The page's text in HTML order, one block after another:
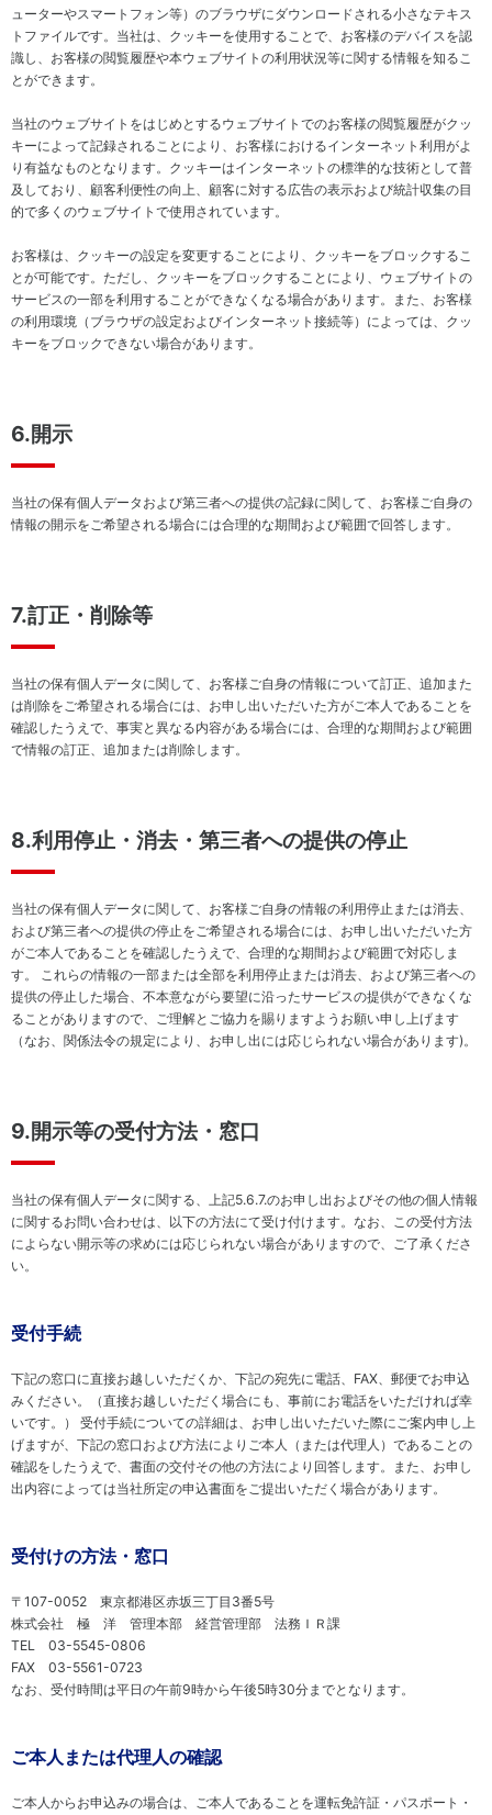
料
室
ューターやスマートフォン等）のブラウザにダウンロードされる小さなテキス
トファイルです。当社は、クッキーを使用することで、お客様のデバイスを認
識し、お客様の閲覧履歴や本ウェブサイトの利用状況等に関する情報を知るこ
とができます。
当社のウェブサイトをはじめとするウェブサイトでのお客様の閲覧履歴がクッ
キーによって記録されることにより、お客様におけるインターネット利用がよ
り有益なものとなります。クッキーはインターネットの標準的な技術として普
及しており、顧客利便性の向上、顧客に対する広告の表示および統計収集の目
的で多くのウェブサイトで使用されています。
お客様は、クッキーの設定を変更することにより、クッキーをブロックするこ
とが可能です。ただし、クッキーをブロックすることにより、ウェブサイトの
サービスの一部を利用することができなくなる場合があります。また、お客様
の利用環境（ブラウザの設定およびインターネット接続等）によっては、クッ
キーをブロックできない場合があります。
6.開示
当社の保有個人データおよび第三者への提供の記録に関して、お客様ご自身の
情報の開示をご希望される場合には合理的な期間および範囲で回答します。
7.訂正・削除等
当社の保有個人データに関して、お客様ご自身の情報について訂正、追加また
は削除をご希望される場合には、お申し出いただいた方がご本人であることを
確認したうえで、事実と異なる内容がある場合には、合理的な期間および範囲
で情報の訂正、追加または削除します。
8.利用停止・消去・第三者への提供の停止
当社の保有個人データに関して、お客様ご自身の情報の利用停止または消去、
および第三者への提供の停止をご希望される場合には、お申し出いただいた方
がご本人であることを確認したうえで、合理的な期間および範囲で対応しま
す。 これらの情報の一部または全部を利用停止または消去、および第三者への
提供の停止した場合、不本意ながら要望に沿ったサービスの提供ができなくな
ることがありますので、ご理解とご協力を賜りますようお願い申し上げます
（なお、関係法令の規定により、お申し出には応じられない場合があります)。
9.開示等の受付方法・窓口
当社の保有個人データに関する、上記5.6.7.のお申し出およびその他の個人情報
に関するお問い合わせは、以下の方法にて受け付けます。なお、この受付方法
によらない開示等の求めには応じられない場合がありますので、ご了承くださ
い。
受付手続
下記の窓口に直接お越しいただくか、下記の宛先に電話、FAX、郵便でお申込
みください。（直接お越しいただく場合にも、事前にお電話をいただければ幸
いです。） 受付手続についての詳細は、お申し出いただいた際にご案内申し上
げますが、下記の窓口および方法によりご本人（または代理人）であることの
確認をしたうえで、書面の交付その他の方法により回答します。また、お申し
出内容によっては当社所定の申込書面をご提出いただく場合があります。
受付けの方法・窓口
〒107-0052 東京都港区赤坂三丁目3番5号
株式会社 極 洋 管理本部 経営管理部 法務ＩＲ課
TEL 03-5545-0806
FAX 03-5561-0723
なお、受付時間は平日の午前9時から午後5時30分までとなります。
ご本人または代理人の確認
ご本人からお申込みの場合は、ご本人であることを運転免許証・パスポート・